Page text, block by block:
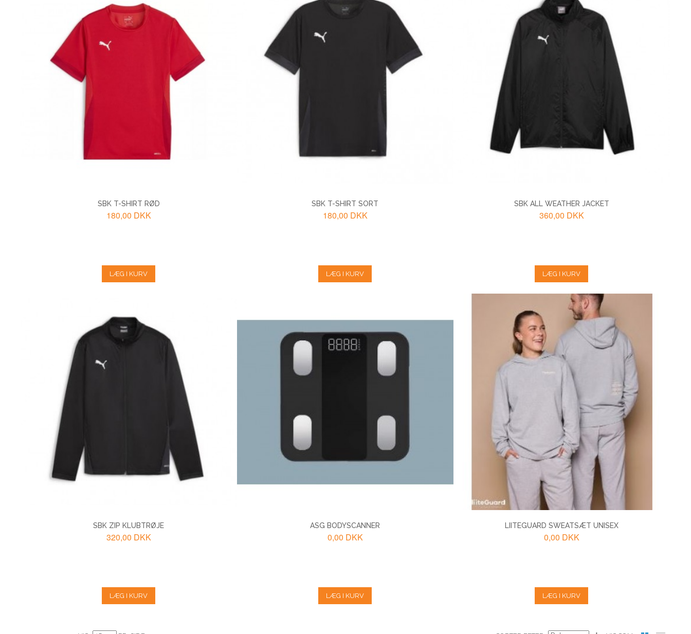
SBK T-SHIRT RØD
180,00 DKK
LÆG I KURV
SBK T-SHIRT SORT
180,00 DKK
LÆG I KURV
SBK ALL WEATHER JACKET
360,00 DKK
LÆG I KURV
SBK ZIP KLUBTRØJE
320,00 DKK
LÆG I KURV
ASG BODYSCANNER
0,00 DKK
LÆG I KURV
LIITEGUARD SWEATSÆT UNISEX
0,00 DKK
LÆG I KURV